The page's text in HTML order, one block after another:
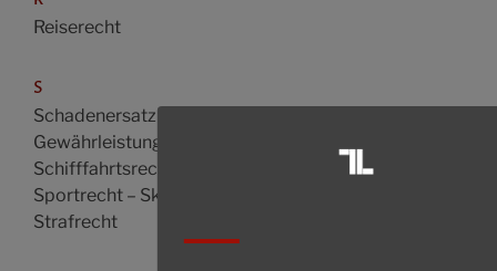
Reiserecht
S
Schadenersatz- und
Gewährleistungsrecht
Schifffahrtsrecht
Sportrecht – Skirecht
Strafrecht